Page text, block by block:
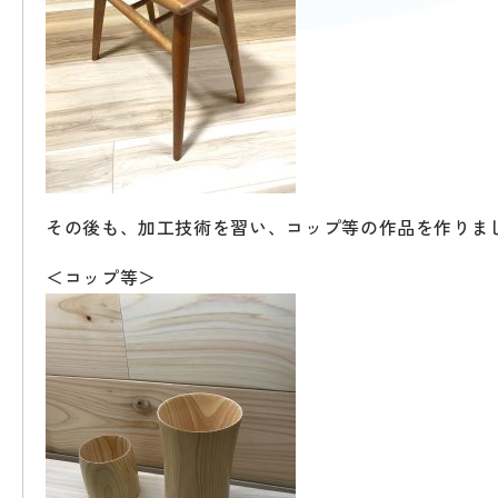
その後も、加工技術を習い、コップ等の作品を作りま
＜コップ等＞